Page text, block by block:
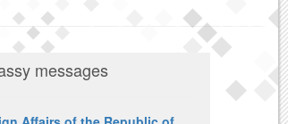
messages